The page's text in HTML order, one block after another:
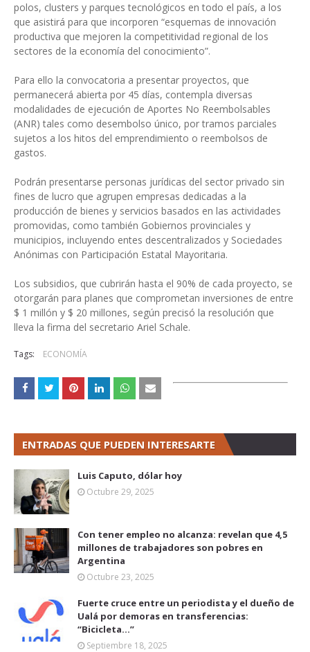
polos, clusters y parques tecnológicos en todo el país, a los
que asistirá para que incorporen “esquemas de innovación
productiva que mejoren la competitividad regional de los
sectores de la economía del conocimiento”.
Para ello la convocatoria a presentar proyectos, que
permanecerá abierta por 45 días, contempla diversas
modalidades de ejecución de Aportes No Reembolsables
(ANR) tales como desembolso único, por tramos parciales
sujetos a los hitos del emprendimiento o reembolsos de
gastos.
Podrán presentarse personas jurídicas del sector privado sin
fines de lucro que agrupen empresas dedicadas a la
producción de bienes y servicios basados en las actividades
promovidas, como también Gobiernos provinciales y
municipios, incluyendo entes descentralizados y Sociedades
Anónimas con Participación Estatal Mayoritaria.
Los subsidios, que cubrirán hasta el 90% de cada proyecto, se
otorgarán para planes que comprometan inversiones de entre
$ 1 millón y $ 20 millones, según precisó la resolución que
lleva la firma del secretario Ariel Schale.
Tags: ECONOMÍA
ENTRADAS QUE PUEDEN INTERESARTE
Luis Caputo, dólar hoy
Octubre 29, 2025
Con tener empleo no alcanza: revelan que 4,5
millones de trabajadores son pobres en
Argentina
Octubre 23, 2025
Fuerte cruce entre un periodista y el dueño de
Ualá por demoras en transferencias:
“Bicicleta...”
Septiembre 18, 2025